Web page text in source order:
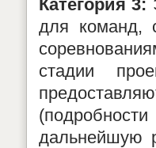
Категория 3:
для команд,
стадии
дальнейшую